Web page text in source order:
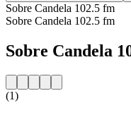
Sobre Candela 102.5 fm
Sobre Candela 102.5 fm
Sobre Candela
(1)